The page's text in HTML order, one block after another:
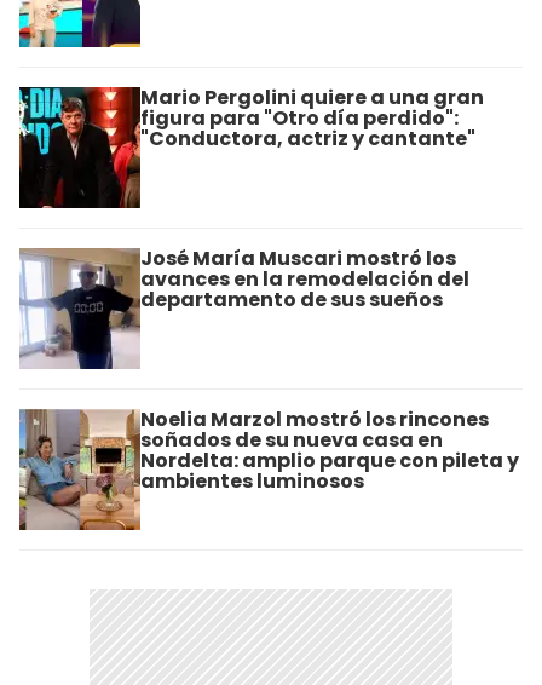
Mario Pergolini quiere a una gran
figura para "Otro día perdido":
"Conductora, actriz y cantante"
José María Muscari mostró los
avances en la remodelación del
departamento de sus sueños
Noelia Marzol mostró los rincones
soñados de su nueva casa en
Nordelta: amplio parque con pileta y
ambientes luminosos